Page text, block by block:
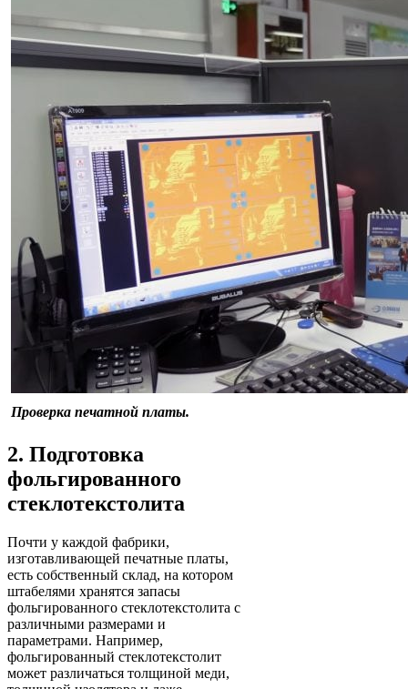
Проверка печатной платы.
2. Подготовка
фольгированного
стеклотекстолита
Почти у каждой фабрики,
изготавливающей печатные платы,
есть собственный склад, на котором
штабелями хранятся запасы
фольгированного стеклотекстолита с
различными размерами и
параметрами. Например,
фольгированный стеклотекстолит
может различаться толщиной меди,